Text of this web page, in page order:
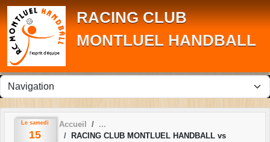
RACING CLUB
MONTLUEL HANDBALL
Le samedi
15
Accueil
RACING CLUB MONTLUEL HANDBALL vs
Panneau de gestion des cookies